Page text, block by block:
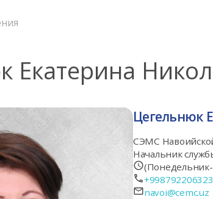
Екатерина
Цегельнюк
СЭМС
Начальник
+998792206323
navoi@cemc.uz